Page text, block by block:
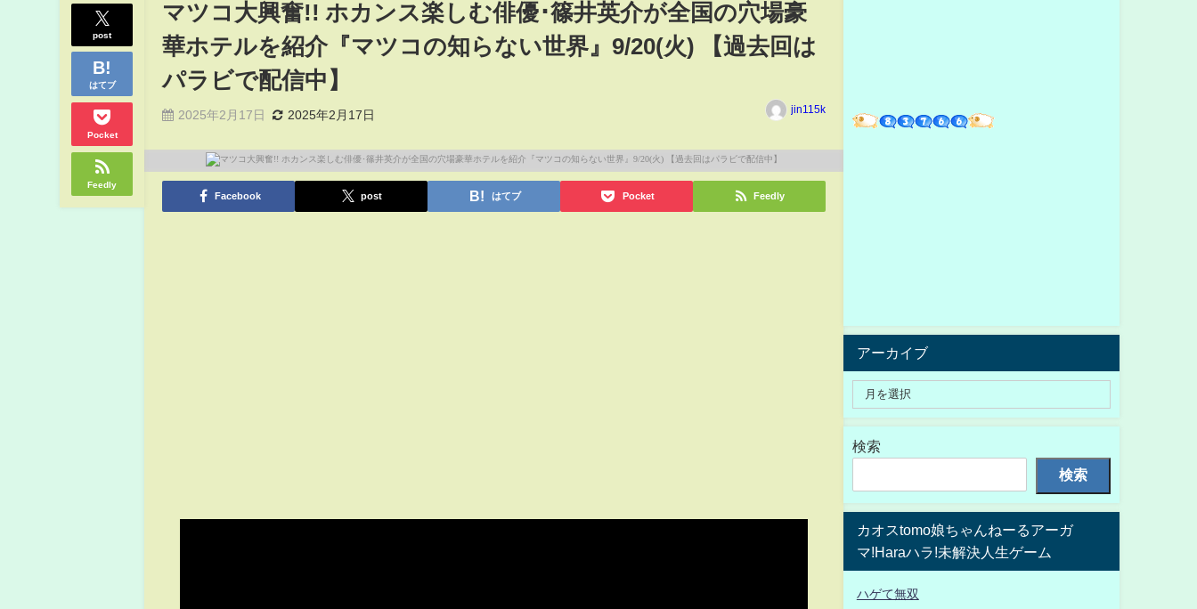
post
はてブ
Pocket
Feedly
マツコ大興奮!! ホカンス楽しむ俳優･篠井英介が全国の穴場豪
華ホテルを紹介『マツコの知らない世界』9/20(火) 【過去回は
パラビで配信中】
2025年2月17日 2025年2月17日 jin115k
Facebook post はてブ Pocket Feedly
アーカイブ
検索
検索
カオスtomo娘ちゃんねーるアーガ
マ!Haraハラ!未解決人生ゲーム
ハゲて無双